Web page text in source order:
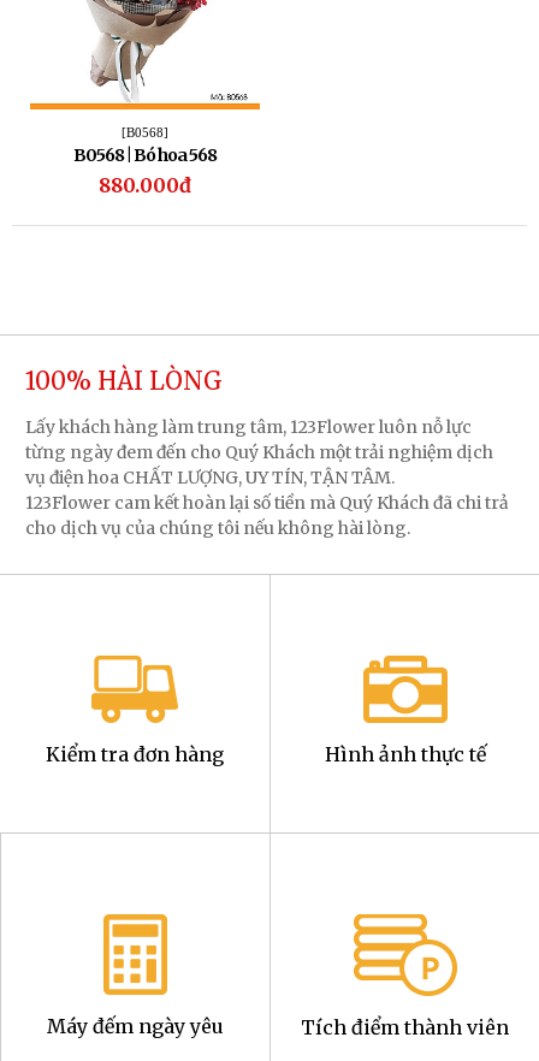
[B0568]
B0568 | Bó hoa 568
880.000đ
100% HÀI LÒNG
Lấy khách hàng làm trung tâm, 123Flower luôn nỗ lực
từng ngày đem đến cho Quý Khách một trải nghiệm dịch
vụ điện hoa CHẤT LƯỢNG, UY TÍN, TẬN TÂM.
123Flower cam kết hoàn lại số tiền mà Quý Khách đã chi trả
cho dịch vụ của chúng tôi nếu không hài lòng.
Kiểm tra đơn hàng Hình ảnh thực tế
Máy đếm ngày yêu Tích điểm thành viên